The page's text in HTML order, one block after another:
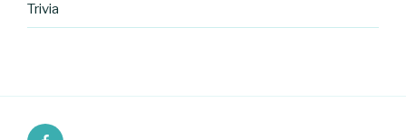
Trivia
Facebook